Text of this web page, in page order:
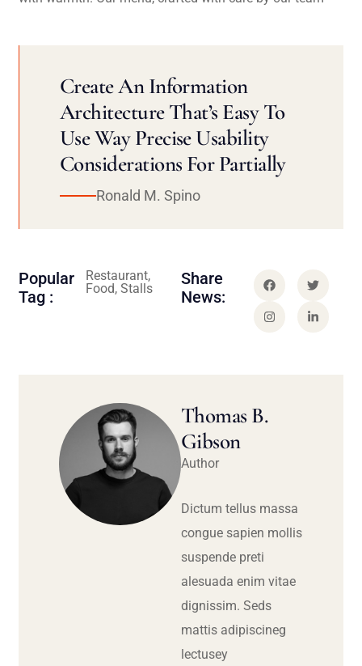
Create An Information
Architecture That’s Easy To
Use Way Precise Usability
Considerations For Partially
Ronald M. Spino
Popular
Tag :
Restaurant,
Food, Stalls
Share
News:
Thomas B.
Gibson
Author
Dictum tellus massa
congue sapien mollis
suspende preti
alesuada enim vitae
dignissim. Seds
mattis adipiscineg
lectusey